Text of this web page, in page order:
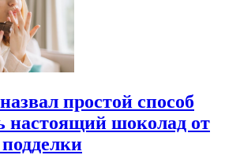
простой способ
настоящий шоколад от